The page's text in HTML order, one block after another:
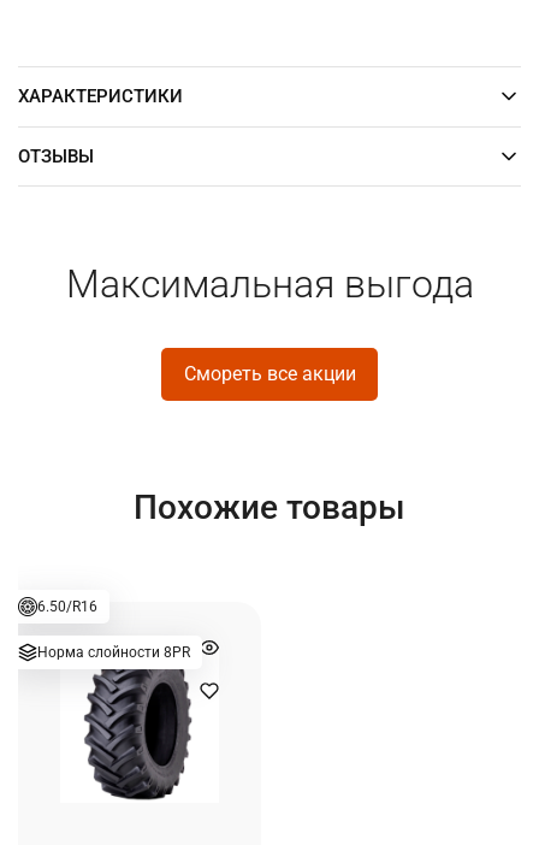
ХАРАКТЕРИСТИКИ
ОТЗЫВЫ
Максимальная выгода
Смореть все акции
Похожие товары
6.50/R16
Норма слойности 8PR